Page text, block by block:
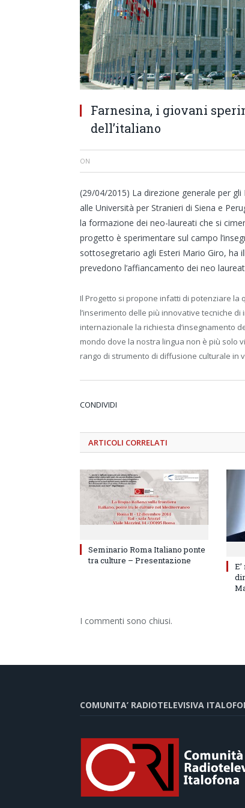
Farnesina, i giovani
dell’italiano
ON
(29/04/2015) La direzione generale per
alle Università per Stranieri di Siena e
la formazione dei neo-laureati che si
progetto è sperimentare sul campo
sottosegretario agli Esteri Mario Giro, ha
prevedono l’affiancamento dei neo
Il Progetto si propone infatti di potenziare la
l’inserimento delle più innovative tecniche
internazionale la richiesta d’insegnamento
mondo dove la nostra lingua non è più solo
rango di strumento di diffusione culturale in
CONDIVIDI
ARTICOLI CORRELATI
Seminario Roma Italiano ponte
tra culture – Presentazione
I commenti sono chiusi.
COMUNITA’ RADIOTELEVISIVA